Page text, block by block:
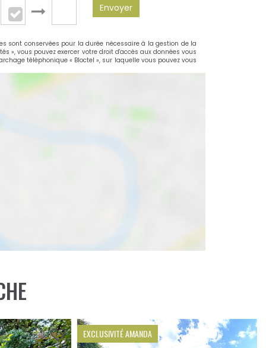
Envoyer
sont conservées pour la durée nécessaire à la gestion de la
vous pouvez exercer votre droit d'accès aux données vous
téléphonique « Bloctel », sur laquelle vous pouvez vous
EXCLUSIVITÉ AMANDA